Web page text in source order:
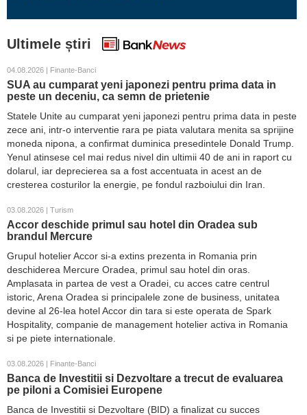
Ultimele știri
04.08.2026 | Finante-Banci
SUA au cumparat yeni japonezi pentru prima data in
peste un deceniu, ca semn de prietenie
Statele Unite au cumparat yeni japonezi pentru prima data in peste
zece ani, intr-o interventie rara pe piata valutara menita sa sprijine
moneda nipona, a confirmat duminica presedintele Donald Trump.
Yenul atinsese cel mai redus nivel din ultimii 40 de ani in raport cu
dolarul, iar deprecierea sa a fost accentuata in acest an de
cresterea costurilor la energie, pe fondul razboiului din Iran.
03.08.2026 | Turism
Accor deschide primul sau hotel din Oradea sub
brandul Mercure
Grupul hotelier Accor si-a extins prezenta in Romania prin
deschiderea Mercure Oradea, primul sau hotel din oras.
Amplasata in partea de vest a Oradei, cu acces catre centrul
istoric, Arena Oradea si principalele zone de business, unitatea
devine al 26-lea hotel Accor din tara si este operata de Spark
Hospitality, companie de management hotelier activa in Romania
si pe piete internationale.
03.08.2026 | Finante-Banci
Banca de Investitii si Dezvoltare a trecut de evaluarea
pe piloni a Comisiei Europene
Banca de Investitii si Dezvoltare (BID) a finalizat cu succes